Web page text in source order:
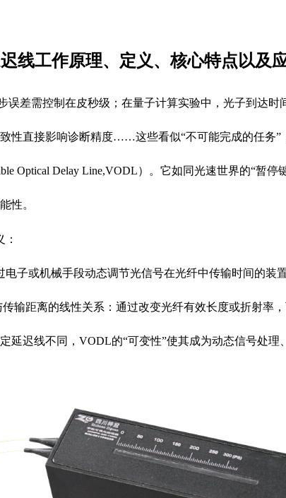
线工作原理、定义、核心特点以及
误差需控制在皮秒级；在量子计算实验中，光子到达时
性直接影响诊断精度……这些看似“不可能完成的任务”
Optical Delay Line,VODL）。它如同光速世界的“暂停
性。
电子或机械手段动态调节光信号在光纤中传输时间的装
传输距离的线性关系：通过改变光纤有效长度或折射率
延迟线不同， VODL的“可变性”使其成为动态信号处理